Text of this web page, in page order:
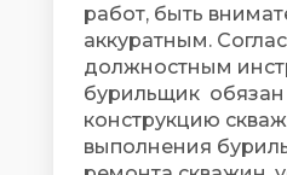
работ, быть
аккуратным.
должностным
бурильщик обязан
конструкцию
выполнения